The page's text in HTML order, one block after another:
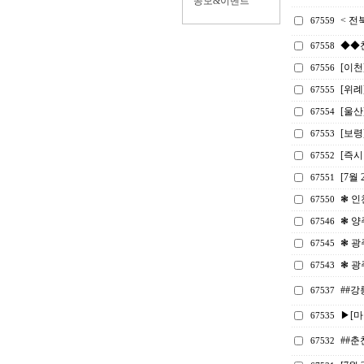
67559 < 전
67558 ◆◆
67556 [이
67555 [위
67554 [울
67553 [보
67552 [즉
67551 [7월
67550 ❃ 인
67546 ❃ 양
67545 ❃ 광
67543 ❃ 광
67537 ##강
67535 ▶[마
67532 ##춘